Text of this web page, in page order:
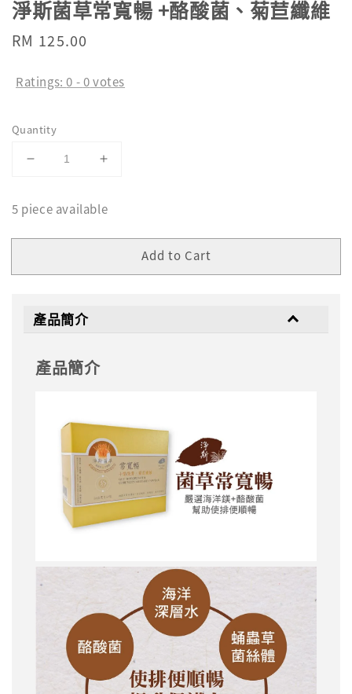
淨斯菌草常寬暢 +酪酸菌、菊苣纖維
Regular
RM 125.00
Ratings:0 -0votes
Quantity
5 piece available
Add to Cart
產品簡介
產品簡介